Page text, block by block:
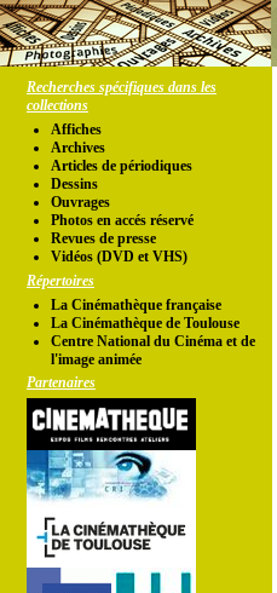
Recherches spécifiques dans les
collections
Affiches
Archives
Articles de périodiques
Dessins
Ouvrages
Photos en accés réservé
Revues de presse
Vidéos (DVD et VHS)
Répertoires
La Cinémathèque française
La Cinémathèque de Toulouse
Centre National du Cinéma et de
l'image animée
Partenaires